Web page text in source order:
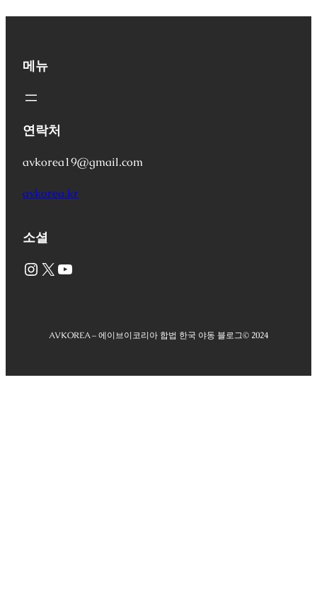
메뉴
연락처
avkorea19@gmail.com
avkorea.kr
소셜
Instagram X YouTube
AVKOREA – 에이브이코리아 합법 한국 야동 블로그© 2024